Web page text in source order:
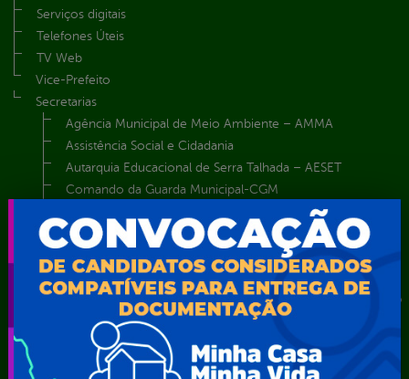
Serviços digitais
Telefones Úteis
TV Web
Vice-Prefeito
Secretarias
Agência Municipal de Meio Ambiente – AMMA
Assistência Social e Cidadania
Autarquia Educacional de Serra Talhada – AESET
Comando da Guarda Municipal-CGM
FUNDAÇÃO CULTURAL DE SERRA TALHADA
Gabinete do Vice-Prefeito
Instituto de Previdência Própria dos Servidores Públicos do
Município de Serra Talhada-IPPS
Obras e Infraestrutura
Procuradoria Geral do Município